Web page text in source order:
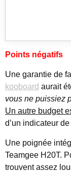
Points négatifs
Une garantie de
kooboard aurait
vous ne puissiez
Un autre budget
d’un indicateur
Une poignée
Teamgee H20T.
trouvent assez